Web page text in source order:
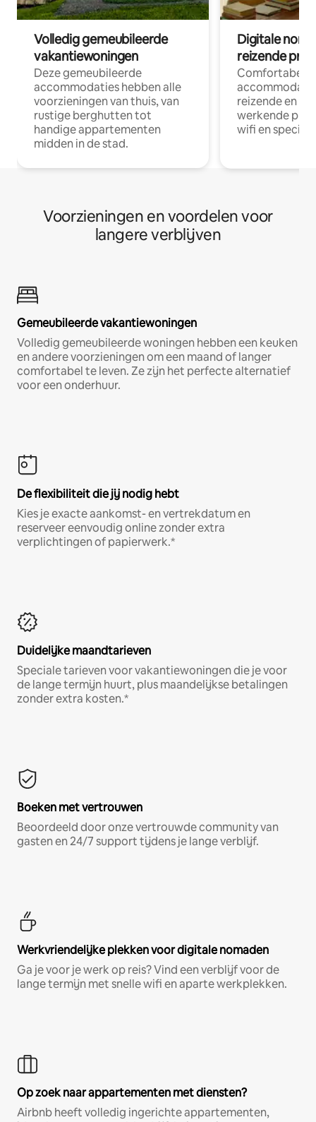
Volledig gemeubileerde
vakantiewoningen
Deze gemeubileerde
accommodaties hebben alle
voorzieningen van thuis, van
rustige berghutten tot
handige appartementen
midden in de stad.
Digitale
reizende
Comfortabele
reizende en
werkende
wifi en
Voorzieningen en voordelen voor
langere verblijven
Gemeubileerde vakantiewoningen
Volledig gemeubileerde woningen hebben een keuken
en andere voorzieningen om een maand of langer
comfortabel te leven. Ze zijn het perfecte alternatief
voor een onderhuur.
De flexibiliteit die jij nodig hebt
Kies je exacte aankomst- en vertrekdatum en
reserveer eenvoudig online zonder extra
verplichtingen of papierwerk.*
Duidelijke maandtarieven
Speciale tarieven voor vakantiewoningen die je voor
de lange termijn huurt, plus maandelijkse betalingen
zonder extra kosten.*
Boeken met vertrouwen
Beoordeeld door onze vertrouwde community van
gasten en 24/7 support tijdens je lange verblijf.
Werkvriendelijke plekken voor digitale nomaden
Ga je voor je werk op reis? Vind een verblijf voor de
lange termijn met snelle wifi en aparte werkplekken.
Op zoek naar appartementen met diensten?
Airbnb heeft volledig ingerichte appartementen,